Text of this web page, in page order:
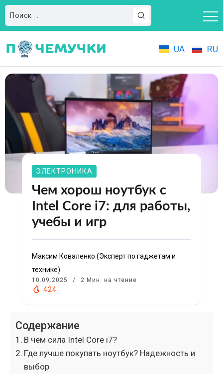
UA RU
ЭЛЕКТРОНИКА
Чем хорош ноутбук с
Intel Core i7: для работы,
учебы и игр
Максим Коваленко (Эксперт по гаджетам и
технике)
10.09.2025 2 Мин. на чтение
424
Содержание
В чем сила Intel Core i7?
Где лучше покупать ноутбук? Надежность и
выбор